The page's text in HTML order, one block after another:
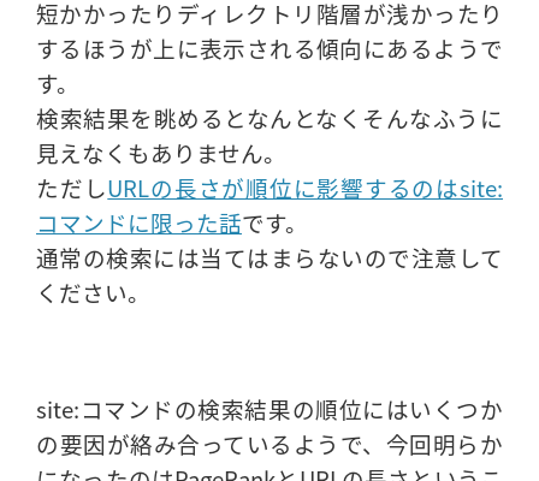
短かかったりディレクトリ階層が浅かったり
するほうが上に表示される傾向にあるようで
す。
検索結果を眺めるとなんとなくそんなふうに
見えなくもありません。
ただしURLの長さが順位に影響するのはsite:
コマンドに限った話です。
通常の検索には当てはまらないので注意して
ください。
site:コマンドの検索結果の順位にはいくつか
の要因が絡み合っているようで、今回明らか